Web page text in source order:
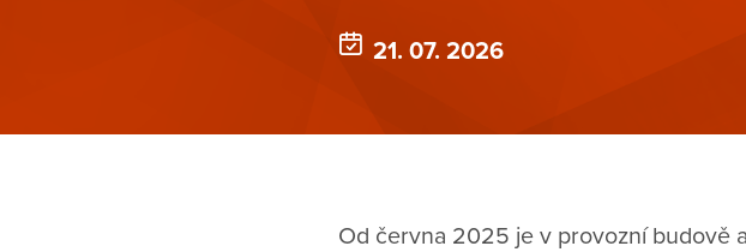
21. 07. 2026
Od června 2025 je v provozní budově